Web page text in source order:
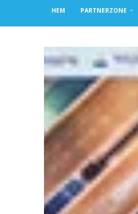
HEM PARTNERZONE